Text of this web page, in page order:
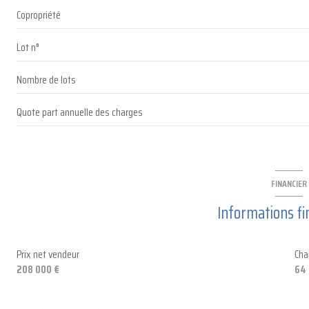
buanderie
WC
Copropriété
Lot n°
Nombre de lots
Quote part annuelle des charges
FINANCIER
Informations
Prix net vendeur
208 000 €
64